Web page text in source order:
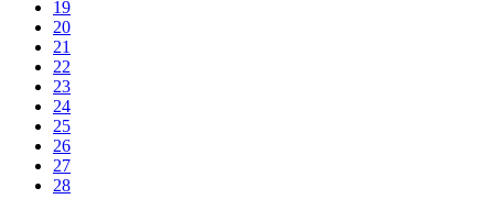
19
20
21
22
23
24
25
26
27
28